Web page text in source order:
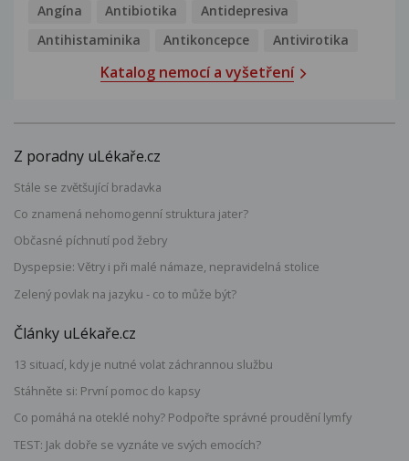
Angína
Antibiotika
Antidepresiva
Antihistaminika
Antikoncepce Antivirotika
Katalog nemocí a vyšetření
Z poradny uLékaře.cz
Stále se zvětšující bradavka
Co znamená nehomogenní struktura jater?
Občasné píchnutí pod žebry
Dyspepsie: Větry i při malé námaze, nepravidelná stolice
Zelený povlak na jazyku - co to může být?
Články uLékaře.cz
13 situací, kdy je nutné volat záchrannou službu
Stáhněte si: První pomoc do kapsy
Co pomáhá na oteklé nohy? Podpořte správné proudění lymfy
TEST: Jak dobře se vyznáte ve svých emocích?